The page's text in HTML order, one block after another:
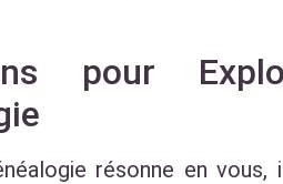
pour
résonne en